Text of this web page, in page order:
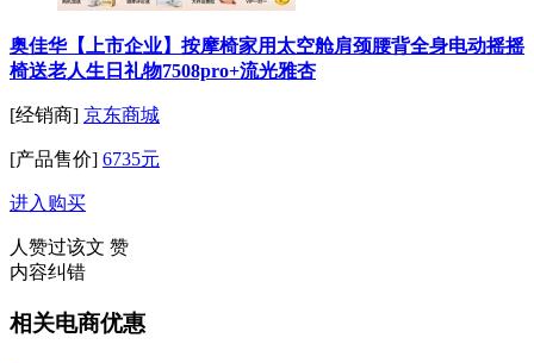
奥佳华【上市企业】按摩椅家用太空舱肩颈腰背全身电动摇摇
椅送老人生日礼物7508pro+流光雅杏
[经销商] 京东商城
[产品售价] 6735元
进入购买
人赞过该文 赞
内容纠错
相关电商优惠